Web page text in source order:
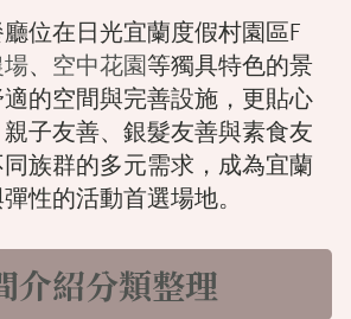
位在日光宜蘭度假村園區F
、 空中花園等獨具特色的景
的空間與完善設施，更貼心
子友善、銀髮友善與素食友
族群的多元需求，成為宜蘭
性的活動首選場地。
介紹分類整理